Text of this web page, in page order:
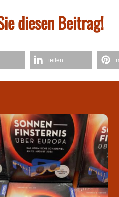
diesen Beitrag!
teilen